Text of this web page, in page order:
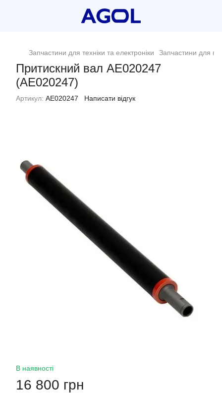
Запчастини для техніки та електроніки Запчастини для
Притискний вал AE020247
(AE020247)
Артикул: AE020247 Написати відгук
В наявності
16 800 грн